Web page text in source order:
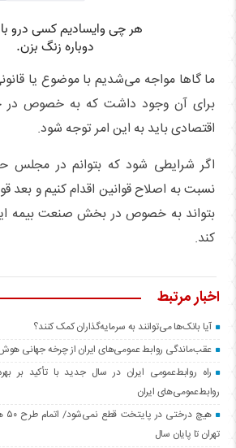
ما گاها مواجه می‌شدیم با موضوع یا
برای آن وجود داشت که به خصوص
اقتصادی باید به این امر توجه شود.
اگر شرایطی شود که بتوانم در مجلس
نسبت به اصلاح قوانین اقدام کنیم و بعد
بتواند به خصوص در بخش صنعت بیمه
کند.
اخبار مرتبط
آیا بانک‌ها می‌توانند به سرمایه‌گذاران کمک کنند؟
عقب‌ماندگی روابط عمومی‌های ایران از چرخه جهانی
راه روابط‌عمومی ایران در سال جدید با تأکید بر
روابط‌عمومی‌های ایران
تهران تا پایان سال